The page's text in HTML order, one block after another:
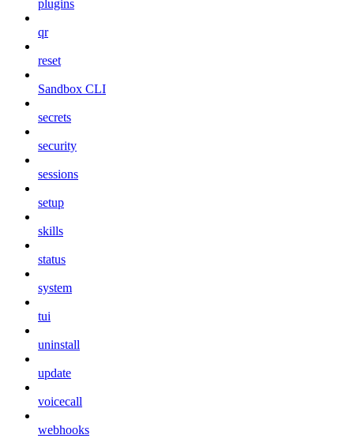
plugins
qr
reset
Sandbox CLI
secrets
security
sessions
setup
skills
status
system
tui
uninstall
update
voicecall
webhooks